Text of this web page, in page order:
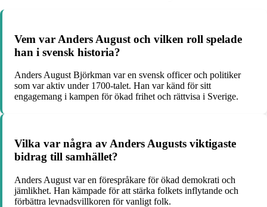
Vem var Anders August och vilken roll spelade
han i svensk historia?
Anders August Björkman var en svensk officer och politiker
som var aktiv under 1700-talet. Han var känd för sitt
engagemang i kampen för ökad frihet och rättvisa i Sverige.
Vilka var några av Anders Augusts viktigaste
bidrag till samhället?
Anders August var en förespråkare för ökad demokrati och
jämlikhet. Han kämpade för att stärka folkets inflytande och
förbättra levnadsvillkoren för vanligt folk.